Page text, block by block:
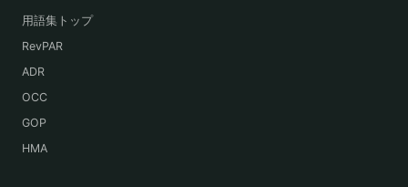
用語集トップ
RevPAR
ADR
OCC
GOP
HMA